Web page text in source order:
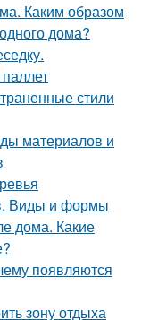
Каким образом
дома?
стили
материалов и
Виды и формы
дома. Какие
появляются
зону отдыха